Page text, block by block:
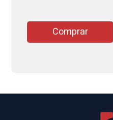
Comprar